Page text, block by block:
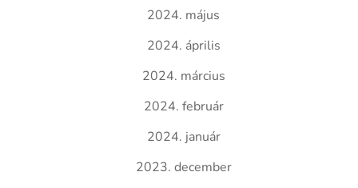
2024. május
2024. április
2024. március
2024. február
2024. január
2023. december